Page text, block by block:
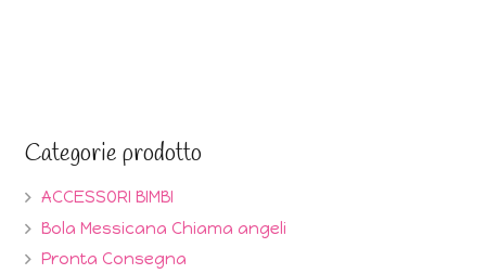
Categorie prodotto
ACCESSORI BIMBI
Bola Messicana Chiama angeli
Pronta Consegna